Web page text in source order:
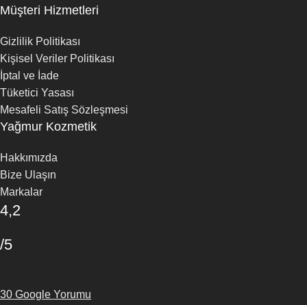
Müşteri Hizmetleri
Gizlilik Politikası
Kişisel Veriler Politikası
İptal ve İade
Tüketici Yasası
Mesafeli Satış Sözleşmesi
Yağmur Kozmetik
Hakkımızda
Bize Ulaşın
Markalar
4,2
/5
30 Google Yorumu